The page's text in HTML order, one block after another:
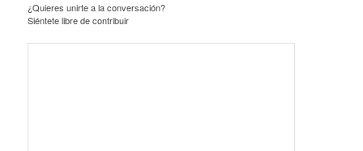
¿Quieres unirte a la conversación?
Siéntete libre de contribuir